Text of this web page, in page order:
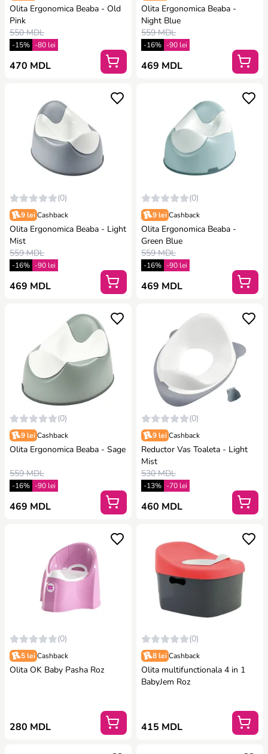
Olita Ergonomica Beaba - Old
Pink
550 MDL
-15% -80 lei
470 MDL
Olita Ergonomica Beaba -
Night Blue
559 MDL
-16% -90 lei
469 MDL
(0)
9 lei Cashback
Olita Ergonomica Beaba - Light
Mist
559 MDL
-16% -90 lei
469 MDL
(0)
9 lei Cashback
Olita Ergonomica Beaba -
Green Blue
559 MDL
-16% -90 lei
469 MDL
(0)
9 lei Cashback
Olita Ergonomica Beaba - Sage
559 MDL
-16% -90 lei
469 MDL
(0)
9 lei Cashback
Reductor Vas Toaleta - Light
Mist
530 MDL
-13% -70 lei
460 MDL
(0)
5 lei Cashback
Olita OK Baby Pasha Roz
280 MDL
(0)
8 lei Cashback
Olita multifunctionala 4 in 1
BabyJem Roz
415 MDL